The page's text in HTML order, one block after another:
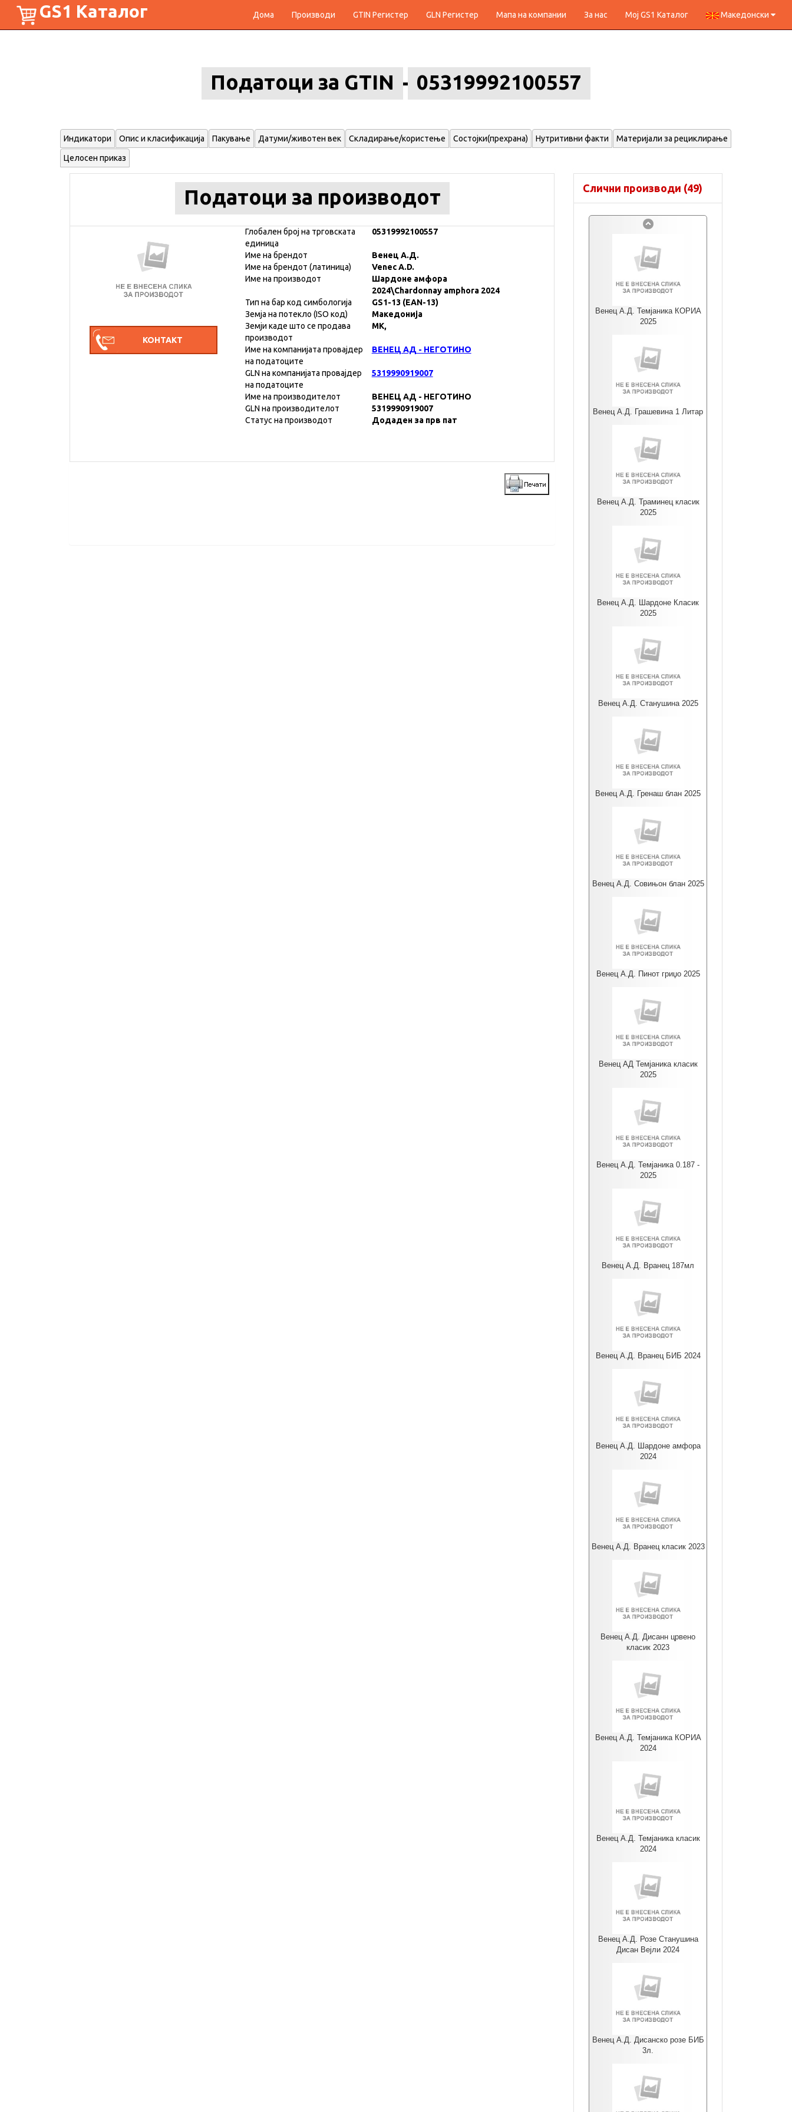
GS1 Каталог Дома Производи GTIN Регистер GLN Регистер Мапа на компании За нас Мој GS1 Каталог Македонски
Податоци за GTIN 05319992100557
Индикатори Опис и класификација Пакување Датуми/животен век Складирање/користење Состојки(прехрана) Нутритивни факти Материјали за рециклирање
Целосен приказ
Податоци за производот
Глобален број на трговската
единица
05319992100557
Име на брендот
Венец А.Д.
Име на брендот (латиница)
Venec A.D.
Име на производот
Шардоне амфора
2024\Chardonnay amphora 2024
Тип на бар код симбологија
GS1-13 (EAN-13)
Земја на потекло (ISO код)
Македонија
Земји каде што се продава
производот
MK,
Име на компанијата провајдер
на податоците
ВЕНЕЦ АД - НЕГОТИНО
GLN на компанијата провајдер
на податоците
5319990919007
Име на производителот
ВЕНЕЦ АД - НЕГОТИНО
GLN на производителот
5319990919007
Статус на производот
Додаден за прв пат
Слични производи (49)
Венец А.Д. Темјаника КОРИА
2025
Венец А.Д. Грашевина 1 Литар
Венец А.Д. Траминец класик
2025
Венец А.Д. Шардоне Класик
2025
Венец А.Д. Станушина 2025
Венец А.Д. Гренаш блан 2025
Венец А.Д. Совињон блан 2025
Венец А.Д. Пинот гриџо 2025
Венец АД Темјаника класик
2025
Венец А.Д. Темјаника 0.187 -
2025
Венец А.Д. Вранец 187мл
Венец А.Д. Вранец БИБ 2024
Венец А.Д. Шардоне амфора
2024
Венец А.Д. Вранец класик 2023
Венец А.Д. Дисанн црвено
класик 2023
Венец А.Д. Темјаника КОРИА
2024
Венец А.Д. Темјаника класик
2024
Венец А.Д. Розе Станушина
Дисан Вејли 2024
Венец А.Д. Дисанско розе БИБ
3л.